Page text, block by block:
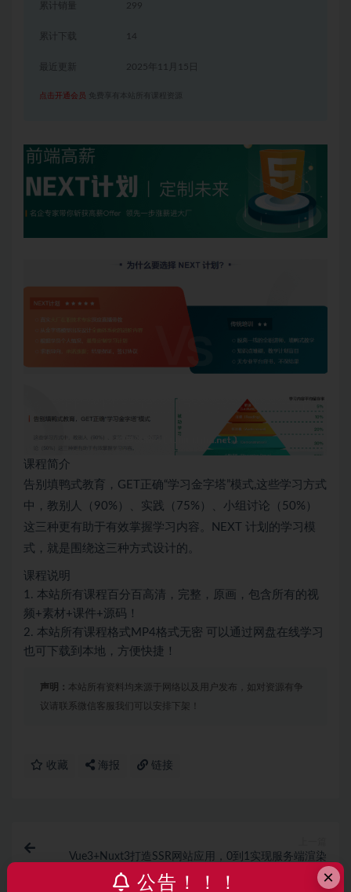
累计销量 299
累计下载 14
2025年11月15日
点击开通会员 免费享有本站所有课程资源
课程简介
告别填鸭式教育，GET正确“学习金字塔”模式,这些学习方式
中，教别人（90%）、实践（75%）、小组讨论（50%）
这三种更有助于有效掌握学习内容。NEXT 计划的学习模
式，就是围绕这三种方式设计的。
课程说明
1. 本站所有课程百分百高清，完整，原画，包含所有的视
频+素材+课件+源码！
2. 本站所有课程格式MP4格式无密 可以通过网盘在线学习
也可下载到本地，方便快捷！
声明： 本站所有资料均来源于网络以及用户发布，如对资源有争
议请联系微信客服我们可以安排下架！
收藏 海报 链接
Vue3+Nuxt3打造SSR网站应用，0到1实现服务端渲染
×
公告！！！